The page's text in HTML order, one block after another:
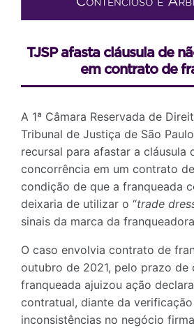
TJSP afasta cláusula de
em contrato de
A 1ª Câmara Reservada de
Tribunal de Justiça de São
recursal para afastar a cláusula
concorrência em um contrato
condição de que a franqueada
deixaria de utilizar o “trade
sinais da marca da
O caso envolvia contrato de
outubro de 2021, pelo prazo de
franqueada ajuizou ação
contratual, diante da
inconsistências no negócio